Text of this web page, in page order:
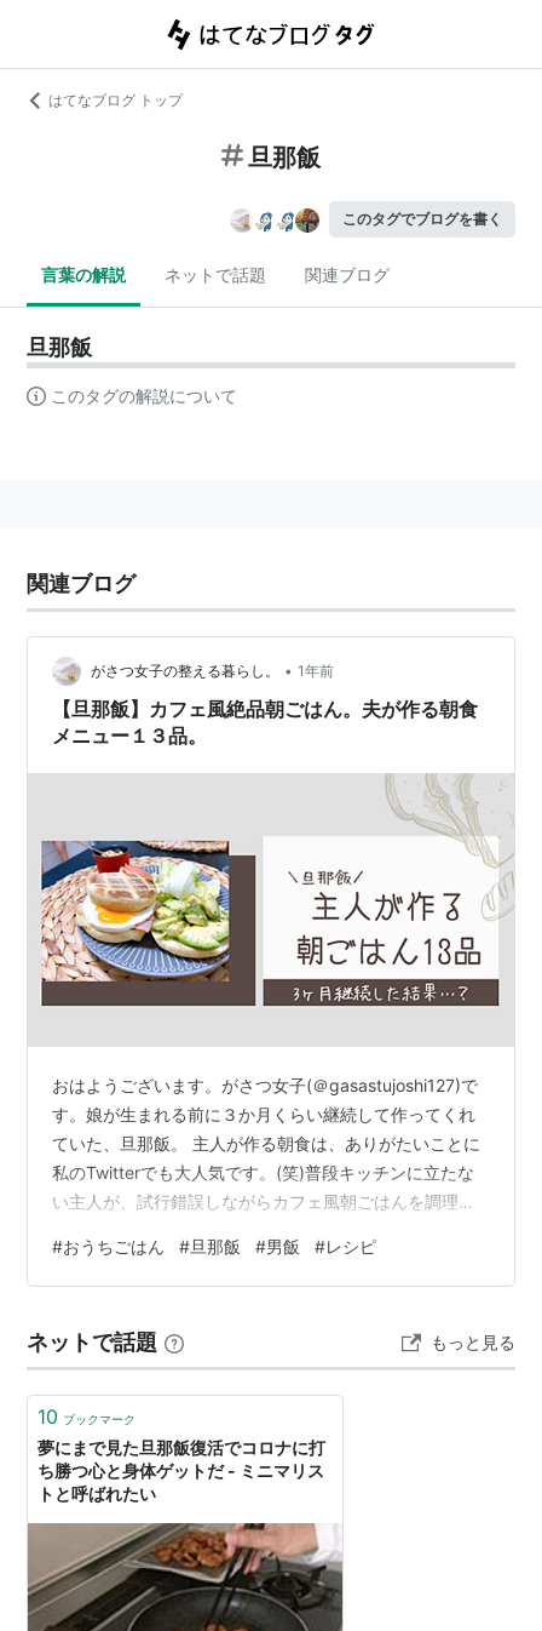
はてなブログ トップ
旦那飯
このタグでブログを書く
言葉の解説 ネットで話題 関連ブログ
旦那飯
このタグの解説について
関連ブログ
がさつ女子の整える暮らし。 • 1年前
【旦那飯】カフェ風絶品朝ごはん。夫が作る朝食
メニュー１３品。
おはようございます。がさつ女子(＠gasastujoshi127)で
す。娘が生まれる前に３か月くらい継続して作ってくれ
ていた、旦那飯。 主人が作る朝食は、ありがたいことに
私のTwitterでも大人気です。(笑)普段キッチンに立たな
い主人が、試行錯誤しながらカフェ風朝ごはんを調理し
ような絶品朝ごはんレシピ13連発をご紹介します。 「カ
フェ風朝ごはんのレシピが知りたい」「料理が苦手でも
ると嬉しいです。 週末の朝ごはんは主人が担当 週末の朝
ごはんのポイント 【旦那飯】まるでカフェ？朝ごはんレ
シピ13…
#おうちごはん #旦那飯 #男飯 #レシピ
ネットで話題 もっと見る
10 ブックマーク
夢にまで見た旦那飯復活でコロナに打
ち勝つ心と身体ゲットだ - ミニマリス
トと呼ばれたい